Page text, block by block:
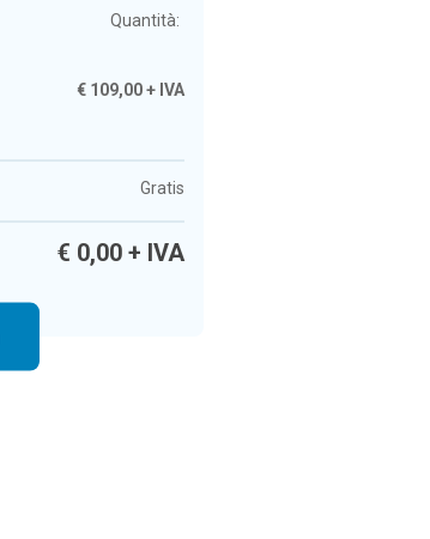
Quantità:
€ 109,00+ IVA
Gratis
€ 0,00 + IVA